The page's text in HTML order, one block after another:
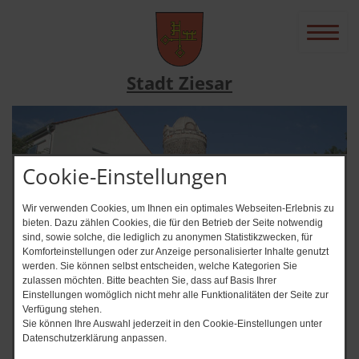
Cookie-Einstellungen
Wir verwenden Cookies, um Ihnen ein optimales Webseiten-Erlebnis zu
bieten. Dazu zählen Cookies, die für den Betrieb der Seite notwendig
sind, sowie solche, die lediglich zu anonymen Statistikzwecken, für
Komforteinstellungen oder zur Anzeige personalisierter Inhalte genutzt
werden. Sie können selbst entscheiden, welche Kategorien Sie
zulassen möchten. Bitte beachten Sie, dass auf Basis Ihrer
Einstellungen womöglich nicht mehr alle Funktionalitäten der Seite zur
Verfügung stehen.
Sie können Ihre Auswahl jederzeit in den Cookie-Einstellungen unter
Datenschutzerklärung anpassen.
Stadt Ziesar
News-Ticker
Immer auf dem Laufenden? +